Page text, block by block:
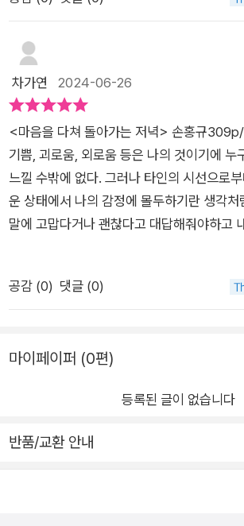
험이기에 독자들은 공감과 위로를 얻습니다
속에서 자신의 부모님을 떠올리며 이해와 애
고독은 이 책의 중요한 주제 중 하나입니다.
계에 속하면서도 추방당한 기분을 느끼는 이
합니다. 이는 현대 사회에서 많은 사람들이
자는 이를 문학을 통해 위로하고자 합니다.
모여 이야기꽃을 피워가는 공간임을 강조하
의 따뜻한 위로를 전합니다.저자는 문학이
망을 노래하며, 꿈을 꾸게 해주는 힘을 가진
큰 선물입니다. 또한, 저자는 독서와 글쓰기
과 대면하면서 동시에 세계와 대면한다고 말
에게 문학의 진정한 가치와 역할을 깨닫게
는 독자들이 현실을 도피하는 것이 아니라,
감하게 만듭니다. 저자는 자신의 경험과 감정
더 나은 미래를 꿈꾸게 합니다.이 책은 손홍
빛과 어둠을 동시에 담아내며, 독자들에게
저자의 진솔한 이야기와 깊은 통찰은 독자
을 돌아보고, 문학의 힘을 다시 한 번 깨닫
정에 대해서,문학에 대해서,소설가로서의 이
있다.우리는 자주 접할 수 없던튀르키예, 팔
도 등의다양한 나라의 문학 이야길 들을 수
누구보다도 확실하게 이야기를 풀어가곤작
삶을 퇴고,즉, 수정해나가는 듯했다.굵은 선
엔 위로도 담겨있었다.잔잔하게 위로하겠다
닌묵직한 인생 속의 깨달음 속에서미처 나도
를 당한 듯했다.짤막한 세 개의 단편이 실린
빨려 들어 읽었다.그의 소설도 꼭 읽어보리
도록 기억될 소설가이지 않을까 싶다.어쩌면
처럼.책의 마지막, 미니픽션 중에는한 노인
린다.어쩌면 스스로일지도 모르는 이야기를
유당 서포터즈 1기로 도서를 제공받아 작성
차가연 2024-06-26
<마음을 다쳐 돌아가는 저녁> 손홍규309p/
기쁨, 괴로움, 외로움 등은 나의 것이기에 누
느낄 수밖에 없다. 그러나 타인의 시선으로
운 상태에서 나의 감정에 몰두하기란 생각처
말에 고맙다거나 괜찮다고 대답해줘야하고
미 존재했다 해도 시간이 흐른 뒤에야 실감
감정과 감정에 대한 반응에도 시차가 있을 수
할 수도 있다. 우리는 감정이란 사적인 것이
다고 여긴다. 어느 정도는 맞는 말이다. 그러
감정만은 오롯이 내 것이라 믿었는데 생각해
버린 게 고작 억눌림이라니최근에 본 ’인사이
대사가 나온다“어른이 된다는 건, 기쁨이
이 줄어든다고 표현한 건 어쩌면 기쁨을 주
공감 (0) 댓글 (0)
마이페이퍼 (0편)
등록된 글이 없습니다
반품/교환 안내